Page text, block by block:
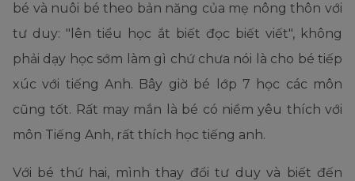
bé và nuôi bé theo bản năng của mẹ nông thôn với
tư duy: "lên tiểu học ắt biết đọc biết viết", không
phải dạy học sớm làm gì chứ chưa nói là cho bé tiếp
xúc với tiếng Anh. Bây giờ bé lớp 7 học các môn
cũng tốt. Rất may mắn là bé có niềm yêu thích với
môn Tiếng Anh, rất thích học tiếng anh.
Với bé thứ hai, mình thay đổi tư duy và biết đến